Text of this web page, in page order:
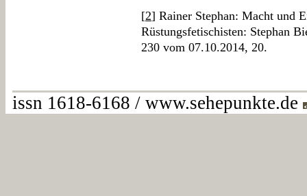
[2] Rainer Stephan: Macht und
Rüstungsfetischisten: Stephan
230 vom 07.10.2014, 20.
issn 1618-6168 / www.sehepunkte.de